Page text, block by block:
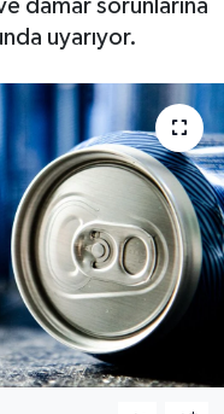
damar sorunlarına
uyarıyor.